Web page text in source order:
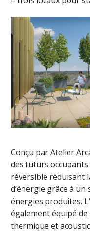
Conçu par Atelier
des futurs
réversible réduisant
d’énergie grâce à
énergies produites.
également équipé
thermique et